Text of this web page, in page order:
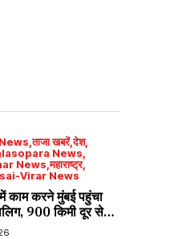
ताजा खबरें देश
News
News महाराष्ट्र
Virar News
काम करने मुंबई पहुंचा
900 किमी दूर से
सिटी में मिला